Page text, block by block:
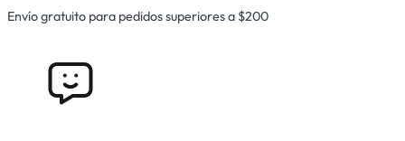
Envío gratuito para pedidos superiores a $200